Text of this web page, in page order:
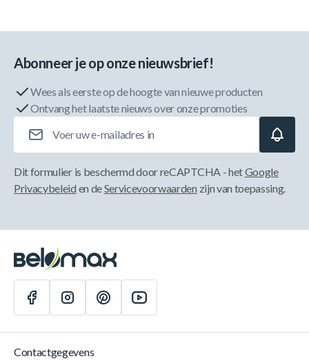
Abonneer je op onze nieuwsbrief!
Wees als eerste op de hoogte van nieuwe producten
Ontvang het laatste nieuws over onze promoties
Dit formulier is beschermd door reCAPTCHA - hetGoogle
Privacybeleid en deServicevoorwaarden zijn van toepassing.
Contactgegevens